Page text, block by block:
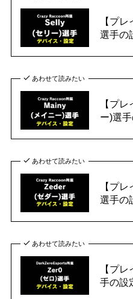
【プ
選手の
あわせて読みたい
【プ
ー)選
あわせて読みたい
【プ
選手の
あわせて読みたい
【プ
手の設